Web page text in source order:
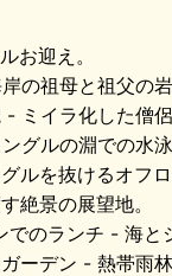
一つとなった自
れ、訪問者はこ
寺院へ向かい、
れています。
イ
お迎え。
の祖母と祖父の岩
ミイラ化した僧侶
グルの淵での水泳
ルを抜けるオフ
絶景の展望地。
のランチ - 海と
ーデン - 熱帯雨